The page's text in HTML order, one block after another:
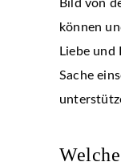
Bild von
können
Liebe und
Sache